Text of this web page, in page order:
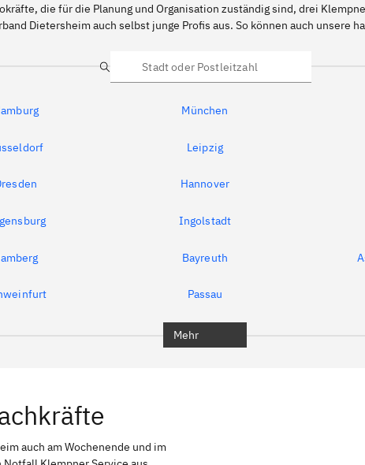
die für die Planung und Organisation zuständig sind, drei
Dietersheim auch selbst junge Profis aus. So können auch unsere
Suche
München
Leipzig
Hannover
Ingolstadt
Bayreuth
Passau
Mehr
auch am Wochenende und im